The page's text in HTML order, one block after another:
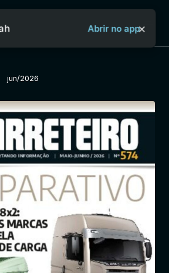
Sobre o Aya Bancah
Início
Revistas
Notícias
Abrir no app×
jun/2026